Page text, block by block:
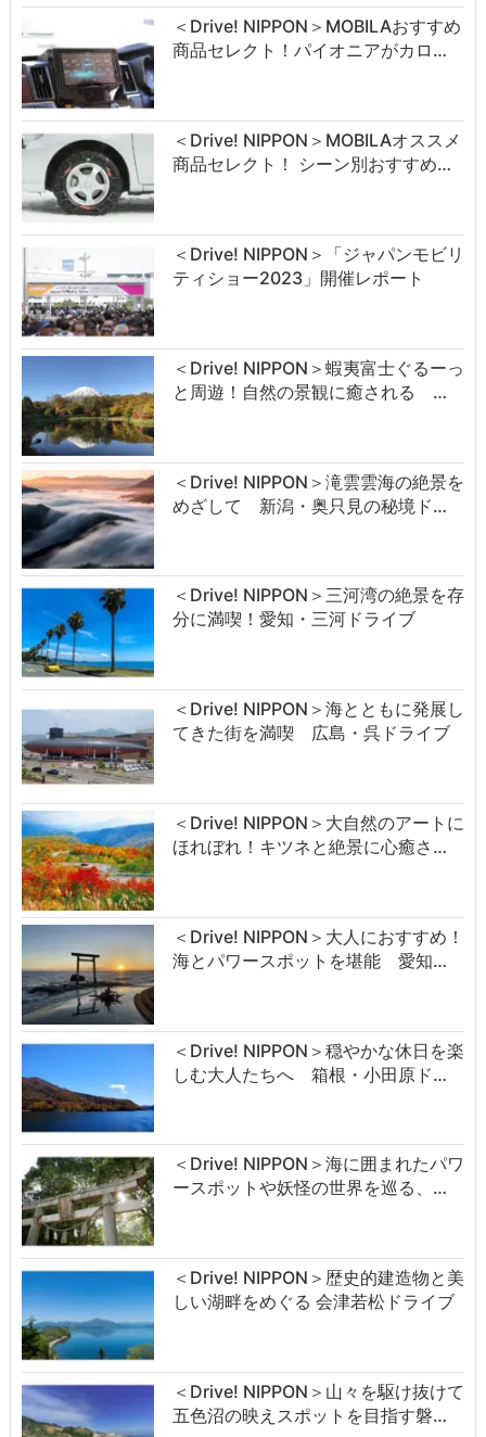
＜Drive! NIPPON＞MOBILAおすすめ
商品セレクト！パイオニアがカロ…
＜Drive! NIPPON＞MOBILAオススメ
商品セレクト！ シーン別おすすめ…
＜Drive! NIPPON＞「ジャパンモビリ
ティショー2023」開催レポート
＜Drive! NIPPON＞蝦夷富士ぐるーっ
と周遊！自然の景観に癒される …
＜Drive! NIPPON＞滝雲雲海の絶景を
めざして 新潟・奥只見の秘境ド…
＜Drive! NIPPON＞三河湾の絶景を存
分に満喫！愛知・三河ドライブ
＜Drive! NIPPON＞海とともに発展し
てきた街を満喫 広島・呉ドライブ
＜Drive! NIPPON＞大自然のアートに
ほれぼれ！キツネと絶景に心癒さ…
＜Drive! NIPPON＞大人におすすめ！
海とパワースポットを堪能 愛知…
＜Drive! NIPPON＞穏やかな休日を楽
しむ大人たちへ 箱根・小田原ド…
＜Drive! NIPPON＞海に囲まれたパワ
ースポットや妖怪の世界を巡る、…
＜Drive! NIPPON＞歴史的建造物と美
しい湖畔をめぐる 会津若松ドライブ
＜Drive! NIPPON＞山々を駆け抜けて
五色沼の映えスポットを目指す磐…